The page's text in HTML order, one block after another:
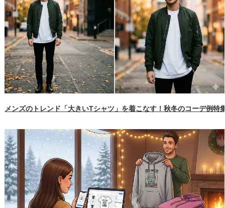
メンズのトレンド「大きいTシャツ」を着こなす！秋冬のコーデ例特